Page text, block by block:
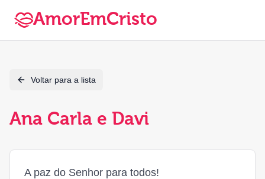
AmorEmCristo
Voltar para a lista
Ana Carla e Davi
A paz do Senhor para todos!